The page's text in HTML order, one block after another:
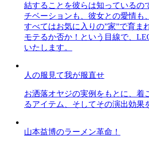
結することを彼らは知っているの
チベーションも、彼女との愛情も
すべてはお気に入りの”家”で育ま
モテるか否か！という目線で、
いたします。
人の服見て我が服直せ
お洒落オヤジの実例をもとに、着
るアイテム、そしてその演出効果
山本益博のラーメン革命！